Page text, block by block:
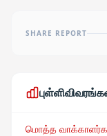
SHARE REPORT
மொத்த